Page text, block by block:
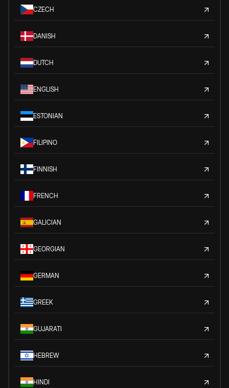
CZECH
DANISH
DUTCH
ENGLISH
ESTONIAN
FILIPINO
FINNISH
FRENCH
GALICIAN
GEORGIAN
GERMAN
GREEK
GUJARATI
HEBREW
HINDI